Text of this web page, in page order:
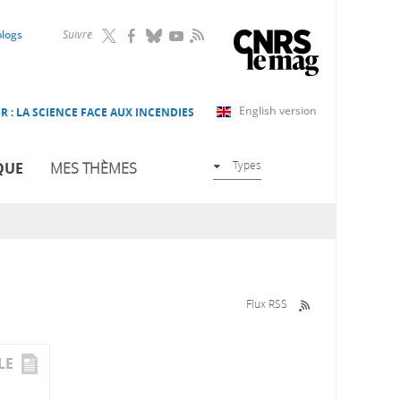
Suivre RSS
English version
: LA SCIENCE FACE AUX INCENDIES
MES THÈMES Types
Flux RSS